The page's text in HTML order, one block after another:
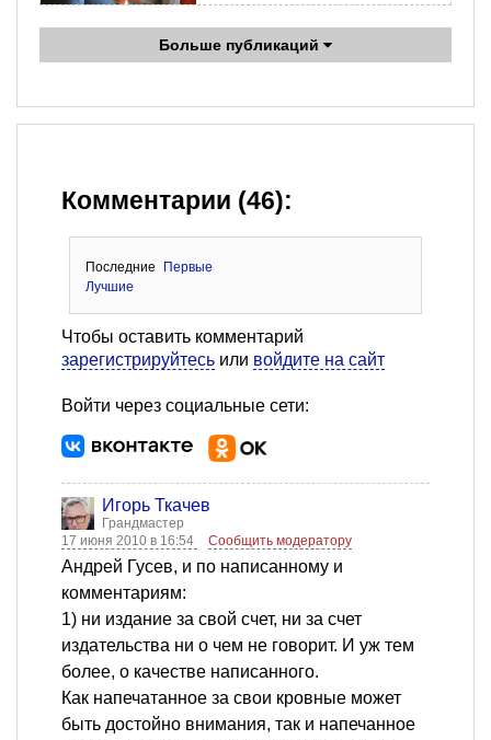
Больше публикаций
Комментарии (46):
Последние
Первые
Лучшие
Чтобы оставить комментарий
зарегистрируйтесь или войдите на сайт
Войти через социальные сети:
Игорь Ткачев
Грандмастер
17 июня 2010 в 16:54
Сообщить модератору
Андрей Гусев, и по написанному и
комментариям:
1) ни издание за свой счет, ни за счет
издательства ни о чем не говорит. И уж тем
более, о качестве написанного.
Как напечатанное за свои кровные может
быть достойно внимания, так и напечанное